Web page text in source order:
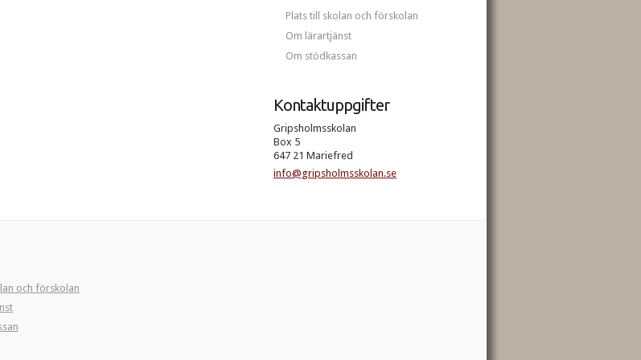
Plats till skolan och förskolan
Om lärartjänst
Om stödkassan
Kontaktuppgifter
Gripsholmsskolan
Box 5
647 21 Mariefred
info@gripsholmsskolan.se
och förskolan